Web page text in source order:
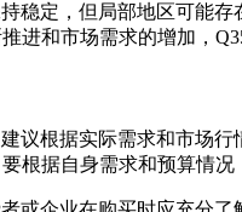
稳定，但局部地区可能
进和市场需求的增加，
议根据实际需求和市场
根据自身需求和预算情况